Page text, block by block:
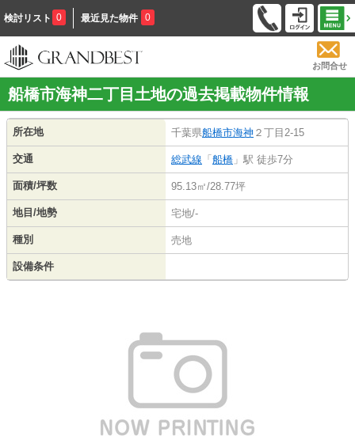
検討リスト 0 最近見た物件 0
お問合せ
船橋市海神二丁目土地の過去掲載物件情報
所在地 千葉県船橋市海神 ２丁目2-15
交通 総武線 「 船橋 」駅 徒歩7分
面積/坪数 95.13㎡/28.77坪
地目/地勢 宅地/-
種別 売地
設備条件